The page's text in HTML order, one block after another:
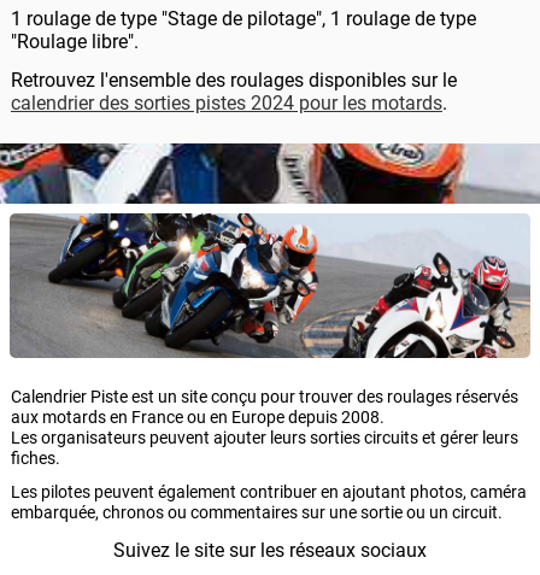
1 roulage de type "Stage de pilotage", 1 roulage de type
"Roulage libre".
Retrouvez l'ensemble des roulages disponibles sur le
calendrier des sorties pistes 2024 pour les motards.
Calendrier Piste est un site conçu pour trouver des roulages réservés
aux motards en France ou en Europe depuis 2008.
Les organisateurs peuvent ajouter leurs sorties circuits et gérer leurs
fiches.
Les pilotes peuvent également contribuer en ajoutant photos, caméra
embarquée, chronos ou commentaires sur une sortie ou un circuit.
Suivez le site sur les réseaux sociaux